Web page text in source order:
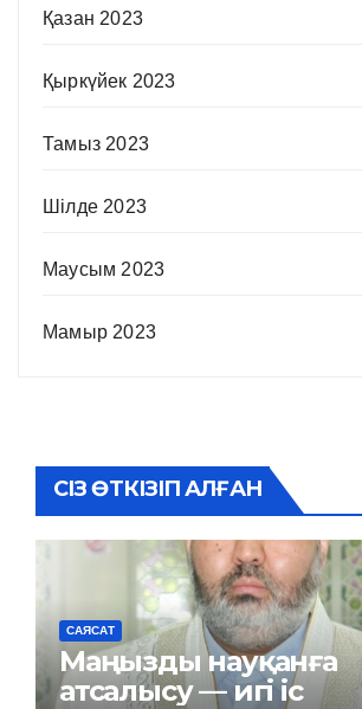
Қазан 2023
Қыркүйек 2023
Тамыз 2023
Шілде 2023
Маусым 2023
Мамыр 2023
СІЗ ӨТКІЗІП АЛҒАН
САЯСАТ
Маңызды науқанға
атсалысу — игі іс